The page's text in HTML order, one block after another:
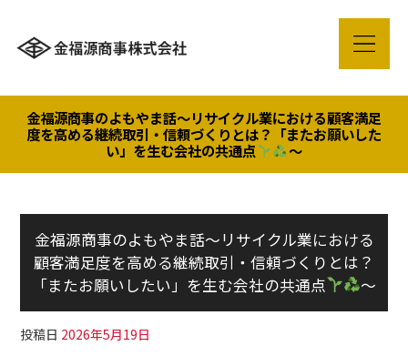
金福源商事のよもやま話～リサイクル業における顧客満足
度を高める継続取引・信頼づくりとは？「またお願いした
い」を生む会社の共通点
～
金福源商事のよもやま話～リサイクル業における
顧客満足度を高める継続取引・信頼づくりとは？
「またお願いしたい」を生む会社の共通点
～
投稿日 2026年5月19日